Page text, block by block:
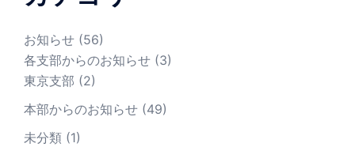
お知らせ (56)
各支部からのお知らせ (3)
東京支部 (2)
本部からのお知らせ (49)
未分類 (1)